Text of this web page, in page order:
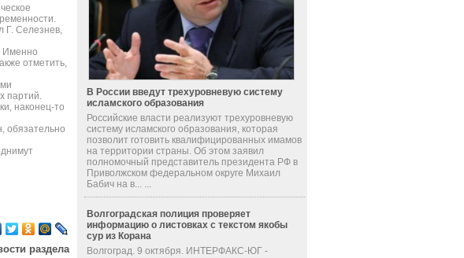
Г. Селезнев,
Именно
отметить,
партий.
наконец-то
обязательно
раздела
В России введут трехуровневую систему
исламского образования
Российские власти реализуют трехуровневую
систему исламского образования, которая
позволит готовить квалифицированных имамов
на территории страны. Об этом заявил
полномочный представитель президента РФ в
Приволжском федеральном округе Михаил
Бабич на в... ...
Волгоградская полиция проверяет
информацию о листовках с текстом якобы
сур из Корана
Волгоград. 9 октября. ИНТЕРФАКС-ЮГ -